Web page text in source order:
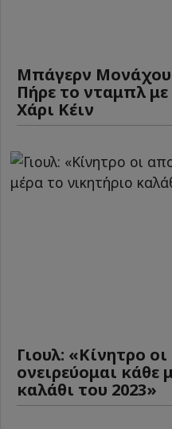
Μπάγερν
Πήρε το νταμπλ
Χάρι Κέιν
Γιουλ: «Κίνητρο
ονειρεύομαι κάθε
καλάθι του 2023»